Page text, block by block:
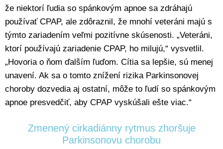
že niektorí ľudia so spánkovým apnoe sa zdráhajú
používať CPAP, ale zdôraznil, že mnohí veteráni majú s
týmto zariadením veľmi pozitívne skúsenosti. „Veteráni,
ktorí používajú zariadenie CPAP, ho milujú,“ vysvetlil.
„Hovoria o ňom ďalším ľuďom. Cítia sa lepšie, sú menej
unavení. Ak sa o tomto znížení rizika Parkinsonovej
choroby dozvedia aj ostatní, môže to ľudí so spánkovým
apnoe presvedčiť, aby CPAP vyskúšali ešte viac.“
Zmenený cirkadiánny rytmus zhoršuje
Parkinsonovu chorobu